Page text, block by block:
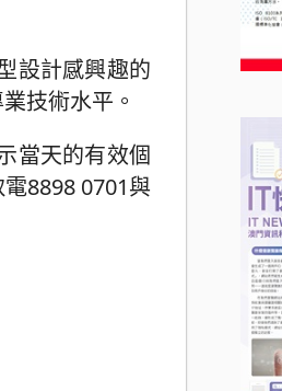
設計感興趣的
技術水平。
當天的有效個
8898 0701與